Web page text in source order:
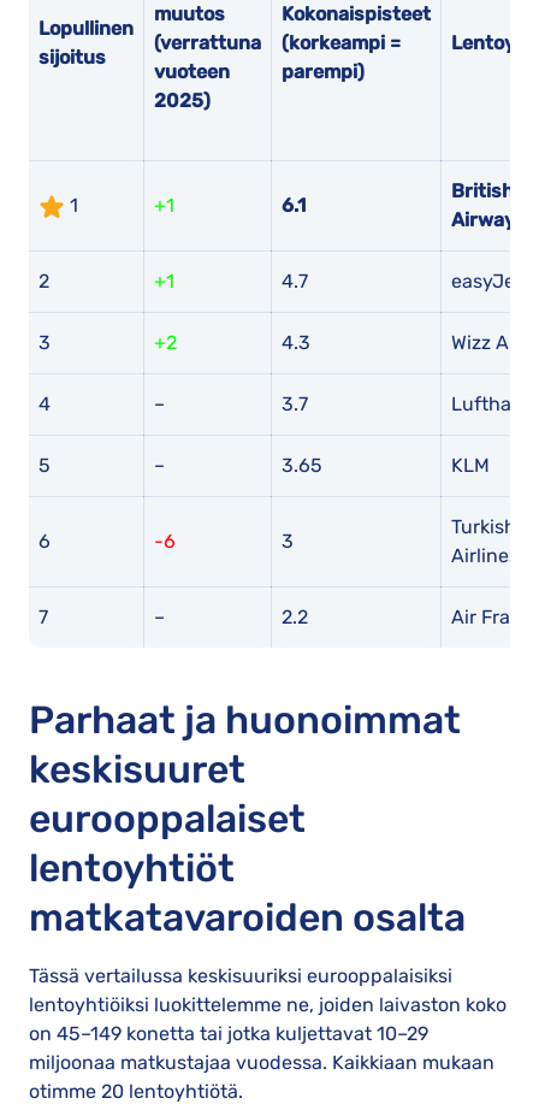
Lopullinen
sijoitus
muutos
(verrattuna
vuoteen
2025)
Kokonaispisteet
(korkeampi =
parempi)
1 +1 6.1
British
Airways
2 +1 4.7 easyJet
3 +2 4.3 Wizz Air
4 – 3.7
5 – 3.65 KLM
6 -6 3
Turkish
Airlines
7 – 2.2 Air
Parhaat ja huonoimmat
keskisuuret
eurooppalaiset
lentoyhtiöt
matkatavaroiden osalta
Tässä vertailussa keskisuuriksi eurooppalaisiksi
lentoyhtiöiksi luokittelemme ne, joiden laivaston koko
on 45–149 konetta tai jotka kuljettavat 10–29
miljoonaa matkustajaa vuodessa. Kaikkiaan mukaan
otimme 20 lentoyhtiötä.